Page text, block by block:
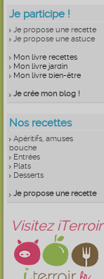
Je participe !
Je propose une recette
Je propose une astuce
Mon livre recettes
Mon livre jardin
Mon livre bien-être
Je crée mon blog !
Nos recettes
Apéritifs, amuses
bouche
Entrées
Plats
Desserts
Je propose une recette
Visitez iTerroir